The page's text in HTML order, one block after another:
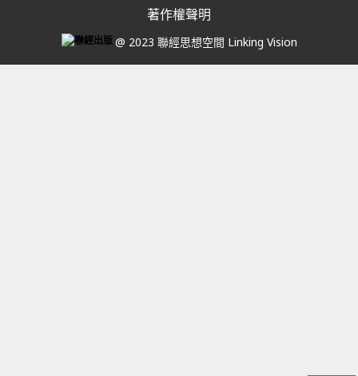
著作權聲明
@ 2023 聯經思想空間 Linking Vision